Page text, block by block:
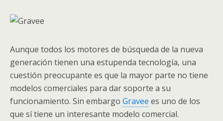
Aunque todos los motores de búsqueda de la nueva
generación tienen una estupenda tecnología, una
cuestión preocupante es que la mayor parte no tiene
modelos comerciales para dar soporte a su
funcionamiento. Sin embargo Gravee es uno de los
que sí tiene un interesante modelo comercial.